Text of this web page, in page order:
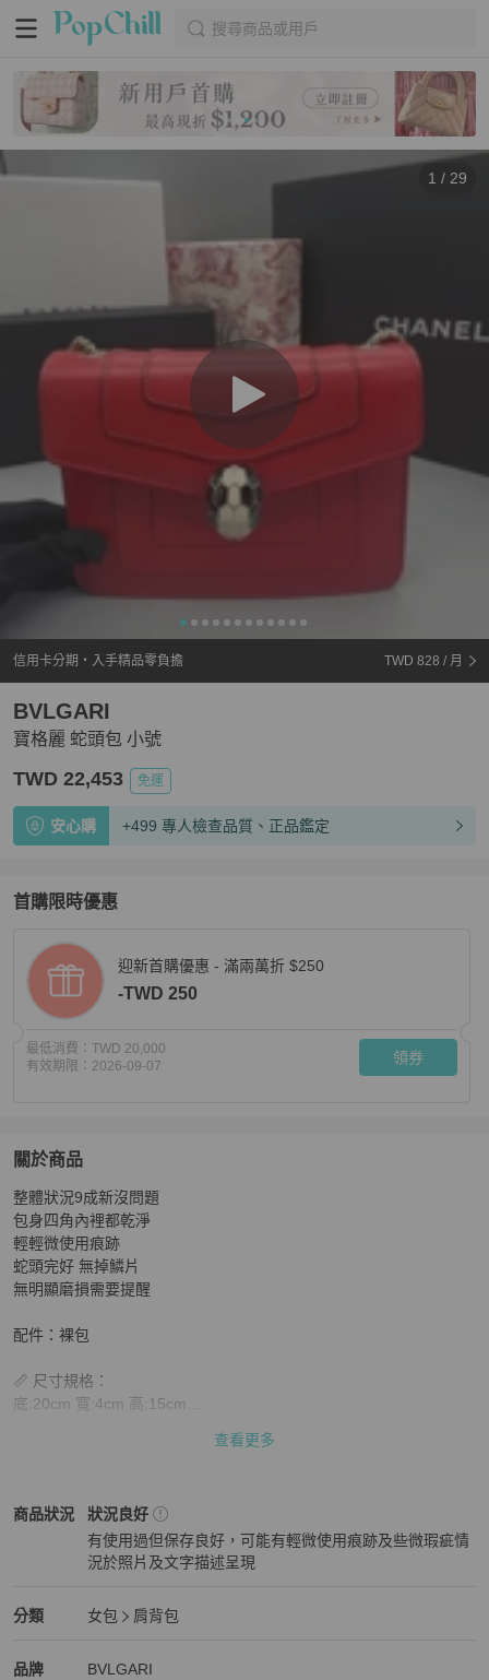
搜尋商品或用戶
1 / 29
信用卡分期・入手精品零負擔 TWD 828 / 月
寶格麗 蛇頭包 小號
BVLGARI
TWD 22,453 免運
安心購 +499 專人檢查品質、正品鑑定
首購限時優惠
迎新首購優惠 - 滿兩萬折 $250
-TWD 250
最低消費： TWD 20,000
有效期限： 2026-09-07 領券
關於商品
關於寶格麗 蛇頭包 小號
整體狀況9成新沒問題
包身四角內裡都乾淨
輕輕微使用痕跡
蛇頭完好 無掉鱗片
無明顯磨損需要提醒
配件：裸包
📏 尺寸規格：
底:20cm 寬:4cm 高:15cm
📸 歡迎客戶私訊發問
想看哪個角度就拍哪個角度給您看。
查看更多
商品狀況
BVLGARI 女包商品狀態與細節
狀況良好
有使用過但保存良好，可能有輕微使用痕跡及些微瑕疵情
況於照片及文字描述呈現
分類
BVLGARI 女包分類資訊
女包
肩背包
品牌
BVLGARI 精品女包品牌介紹
BVLGARI
BVLGARI 推薦清單